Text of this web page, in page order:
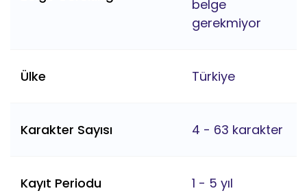
belge
gerekmiyor
Ülke Türkiye
Karakter Sayısı 4 - 63 karakter
Kayıt Periodu 1 - 5 yıl